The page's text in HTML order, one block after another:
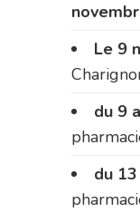
Le 9
du 9
du